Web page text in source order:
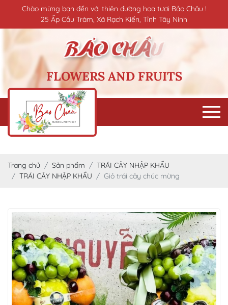
Chào mừng bạn đến với thiên đường hoa tươi Bảo Châu !
25 Ấp Cầu Tràm, Xã Rạch Kiến, Tỉnh Tây Ninh
FLOWERS AND FRUITS
Trang chủ Sản phẩm
TRÁI CÂY NHẬP KHẨU
TRÁI CÂY NHẬP KHẨU
Giỏ trái cây chúc mừng